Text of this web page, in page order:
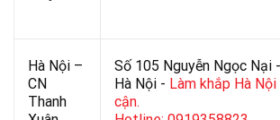
Hà Nội –
CN
Thanh
Số 105 Nguyễn Ngọc Nại
Hà Nội - Làm khắp Hà
cận.